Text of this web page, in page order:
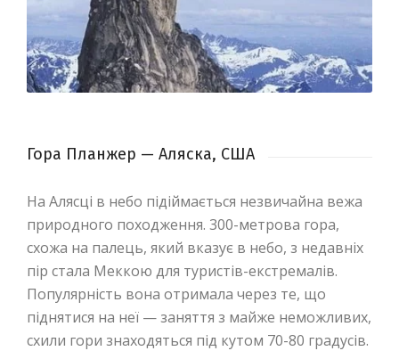
Гора Планжер — Аляска, США
На Алясці в небо підіймається незвичайна вежа
природного походження. 300-метрова гора,
схожа на палець, який вказує в небо, з недавніх
пір стала Меккою для туристів-екстремалів.
Популярність вона отримала через те, що
піднятися на неї — заняття з майже неможливих,
схили гори знаходяться під кутом 70-80 градусів.